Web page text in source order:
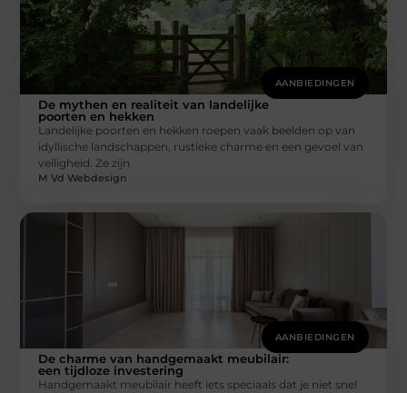
AANBIEDINGEN
De mythen en realiteit van landelijke
poorten en hekken
Landelijke poorten en hekken roepen vaak beelden op van
idyllische landschappen, rustieke charme en een gevoel van
veiligheid. Ze zijn
M Vd Webdesign
AANBIEDINGEN
De charme van handgemaakt meubilair:
een tijdloze investering
Handgemaakt meubilair heeft iets speciaals dat je niet snel